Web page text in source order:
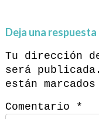
Deja una respuesta
Tu dirección
será publicada.
están
Comentario
*